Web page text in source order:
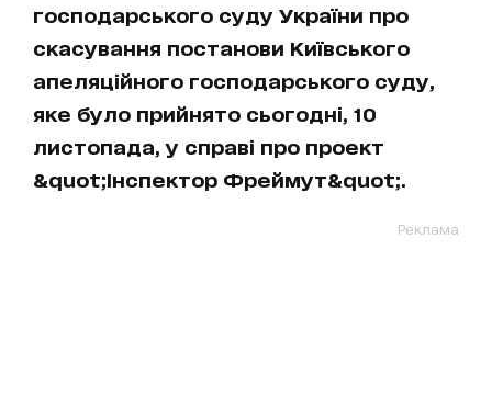
господарського суду України про
скасування постанови Київського
апеляційного господарського суду,
яке було прийнято сьогодні, 10
листопада, у справі про проект
&quot;Інспектор Фреймут&quot;.
Реклама